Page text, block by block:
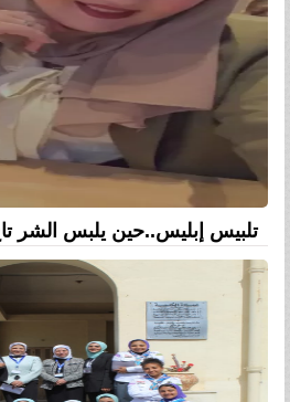
تلبيس إبليس..حين يلبس الشر